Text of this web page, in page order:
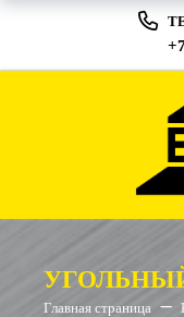
УГОЛЬНЫЙ
Главная страница